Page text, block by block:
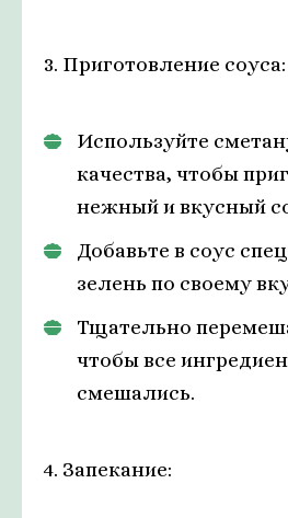
3. Приготовление соуса:
Используйте
качества, чтобы
нежный и вкусный
Добавьте в соус
зелень по своему
Тщательно
чтобы все
смешались.
4. Запекание: